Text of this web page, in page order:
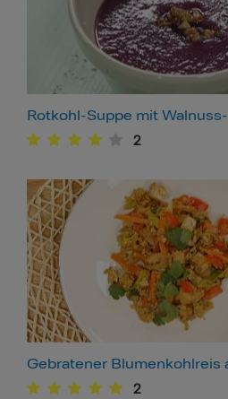
Rotkohl-Suppe mit
2
Gebratener Blumenkohlreis
2